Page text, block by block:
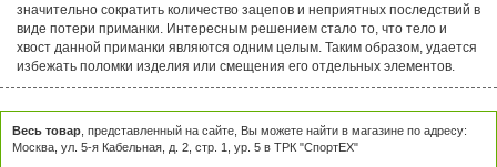
значительно сократить количество зацепов и неприятных последствий в
виде потери приманки. Интересным решением стало то, что тело и
хвост данной приманки являются одним целым. Таким образом, удается
избежать поломки изделия или смещения его отдельных элементов.
Весь товар , представленный на сайте, Вы можете найти в магазине по адресу:
Москва, ул. 5-я Кабельная, д. 2, стр. 1, ур. 5 в ТРК "СпортЕХ"